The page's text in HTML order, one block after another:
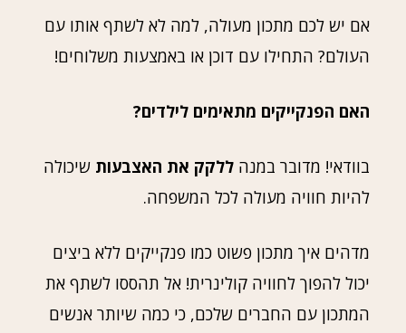
אם יש לכם מתכון מעולה, למה לא לשתף אותו עם
העולם? התחילו עם דוכן או באמצעות משלוחים!
האם הפנקייקים מתאימים לילדים?
בוודאי! מדובר במנה ללקק את האצבעות שיכולה
להיות חוויה מעולה לכל המשפחה.
מדהים איך מתכון פשוט כמו פנקייקים ללא ביצים
יכול להפוך לחוויה קולינרית! אל תהססו לשתף את
המתכון עם החברים שלכם, כי כמה שיותר אנשים